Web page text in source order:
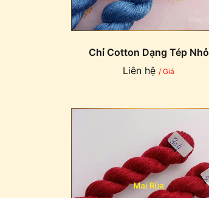
Chỉ Cotton Dạng Tép Nhỏ
Liên hệ / Giá